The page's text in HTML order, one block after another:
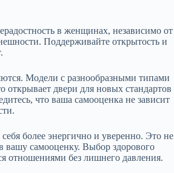
в женщинах, независимо от
Поддерживайте открытость и
Модели с разнообразными типами
двери для новых стандартов
что ваша самооценка не зависит
более энергично и уверенно. Это не
вашу самооценку. Выбор здорового
отношениями без лишнего давления.